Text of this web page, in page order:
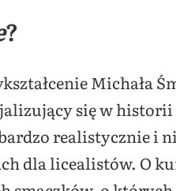
?
Michała
się w historii
realistycznie i
dla licealistów. O